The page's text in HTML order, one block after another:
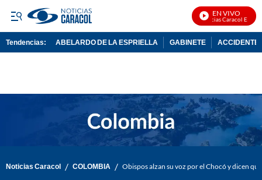
EN VIVO
Noticias Caracol En Vivo
Tendencias: ABELARDO DE LA ESPRIELLA GABINETE ACCIDENTE
Noticias Caracol / COLOMBIA / Obispos alzan su voz por el Chocó y dicen